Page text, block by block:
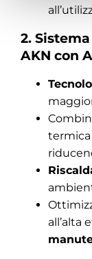
2.
AKN con
termica
all’alta